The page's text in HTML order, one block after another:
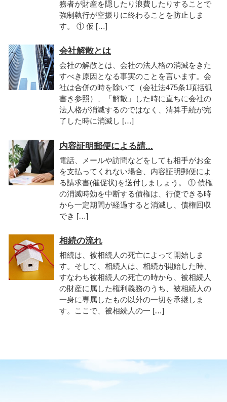
務者が財産を隠したり浪費したりすることで
強制執行が空振りに終わることを防止しま
す。 ① 仮 […]
会社解散とは
会社の解散とは、会社の法人格の消滅をきた
すべき原因となる事実のことを言います。会
社は合併の時を除いて（会社法475条1項括弧
書き参照）、「解散」した時に直ちに会社の
法人格が消滅するのではなく、清算手続が完
了した時に消滅し […]
内容証明郵便による請...
電話、メールや訪問などをしても相手がお金
を支払ってくれない場合、内容証明郵便によ
る請求書(催促状)を送付しましょう。 ① 債権
の消滅時効を中断する債権は、行使できる時
から一定期間が経過すると消滅し、債権回収
でき […]
相続の流れ
相続は、被相続人の死亡によって開始しま
す。そして、相続人は、相続が開始した時、
すなわち被相続人の死亡の時から、被相続人
の財産に属した権利義務のうち、被相続人の
一身に専属したもの以外の一切を承継しま
す。ここで、被相続人の一 […]